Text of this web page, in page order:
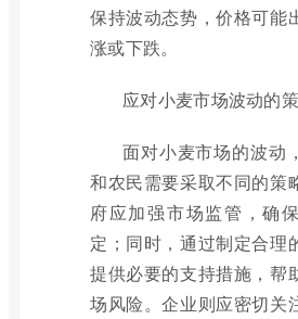
保持波动态势，价格可能
涨或下跌。
应对小麦市场波动的
面对小麦市场的波动
和农民需要采取不同的策
府应加强市场监管，确
定；同时，通过制定合理
提供必要的支持措施，帮
场风险。企业则应密切关